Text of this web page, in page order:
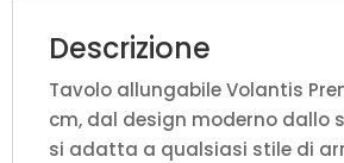
Descrizione
Tavolo allungabile Volantis
cm, dal design moderno dallo
si adatta a qualsiasi stile di